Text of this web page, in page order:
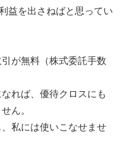
益を出さねばと思ってい
が無料（株式委託手数
れば、優待クロスにも
ん。
私には使いこなせませ